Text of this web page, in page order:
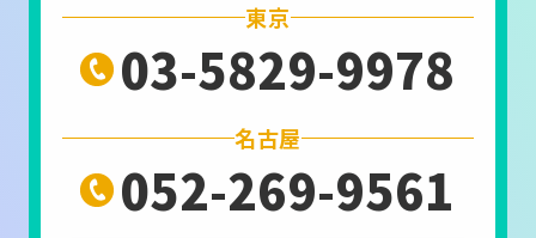
東京
03-5829-9978
名古屋
052-269-9561